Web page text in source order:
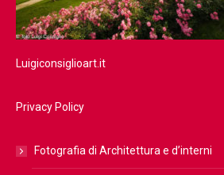
Luigiconsiglioart.it
Privacy Policy
Fotografia di Architettura e d’interni